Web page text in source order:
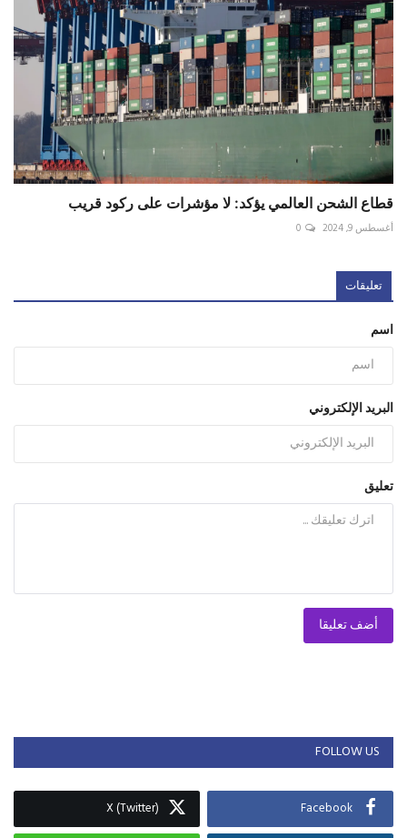
قطاع الشحن العالمي يؤكد: لا مؤشرات على ركود قريب
أغسطس 9, 2024 0
تعليقات
اسم
البريد الإلكتروني
تعليق
أضف تعليقا
FOLLOW US
Facebook
X (Twitter)